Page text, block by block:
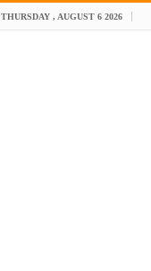
THURSDAY , AUGUST 6 2026